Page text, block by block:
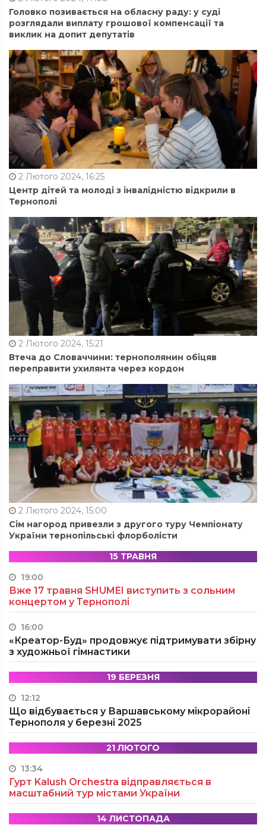
Головко позивається на обласну раду: у суді
розглядали виплату грошової компенсації та
виклик на допит депутатів
2 Лютого 2024, 16:25
Центр дітей та молоді з інвалідністю відкрили в
Тернополі
2 Лютого 2024, 15:21
Втеча до Словаччини: тернополянин обіцяв
переправити ухилянта через кордон
2 Лютого 2024, 15:00
Сім нагород привезли з другого туру Чемпіонату
України тернопільські флорболісти
15 ТРАВНЯ
19:00
Вже 17 травня SHUMEI виступить з сольним
концертом у Тернополі
16:00
«Креатор-Буд» продовжує підтримувати збірну
з художньої гімнастики
19 БЕРЕЗНЯ
12:12
Що відбувається у Варшавському мікрорайоні
Тернополя у березні 2025
21 ЛЮТОГО
13:34
Гурт Kalush Orchestra відправляється в
масштабний тур містами України
14 ЛИСТОПАДА